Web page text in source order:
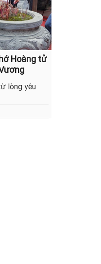
Hoàng tử
lòng yêu